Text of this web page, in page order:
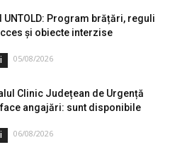
UNTOLD: Program brățări, reguli
și obiecte interzise
05/08/2026
Clinic Județean de Urgență
angajări: sunt disponibile
06/08/2026